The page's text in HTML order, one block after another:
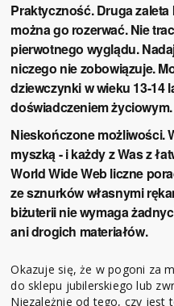
Praktyczność.Druga zaleta
można go rozerwać. Nie
pierwotnego wyglądu.
niczego nie zobowiązuje.
dziewczynki w wieku 13-14
doświadczeniem życiowym.
Nieskończone możliwości.
myszką - i każdy z Was z
World Wide Web liczne
ze sznurków własnymi
biżuterii nie wymaga
ani drogich materiałów.
Okazuje się, że w pogoni za
do sklepu jubilerskiego lub
Niezależnie od tego, czy jest